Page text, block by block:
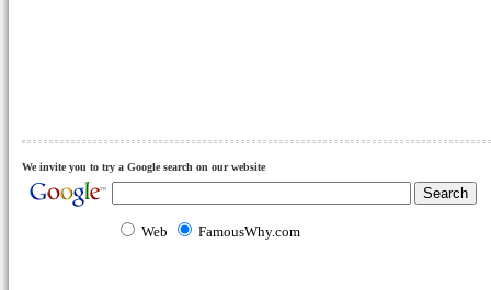
We invite you to try a Google search on our website
Web FamousWhy.com